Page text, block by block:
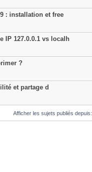
: installation et free
IP 127.0.0.1 vs localh
?
et partage d
Afficher les sujets publiés depuis: